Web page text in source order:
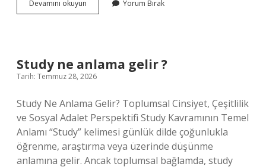
Devamını okuyun İstihkâm
Savaşı
Yorum Bırak
Study ne anlama gelir ?
Tarih: Temmuz 28, 2026
Study Ne Anlama Gelir? Toplumsal Cinsiyet, Çeşitlilik
ve Sosyal Adalet Perspektifi Study Kavramının Temel
Anlamı “Study” kelimesi günlük dilde çoğunlukla
öğrenme, araştırma veya üzerinde düşünme
anlamına gelir. Ancak toplumsal bağlamda, study